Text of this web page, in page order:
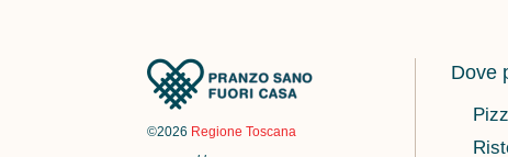
©2026 Regione Toscana
Dove